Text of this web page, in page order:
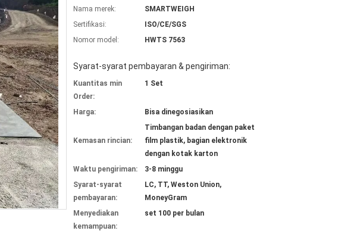
Nama merek:
SMARTWEIGH
Sertifikasi:
ISO/CE/SGS
Nomor model:
HWTS 7563
Syarat-syarat pembayaran & pengiriman:
Kuantitas min
Order:
1 Set
Harga: Bisa dinegosiasikan
Kemasan rincian:
Timbangan badan dengan paket
film plastik, bagian elektronik
dengan kotak karton
Waktu pengiriman:
3-8 minggu
Syarat-syarat
pembayaran:
LC, TT, Weston Union,
MoneyGram
Menyediakan
kemampuan:
set 100 per bulan